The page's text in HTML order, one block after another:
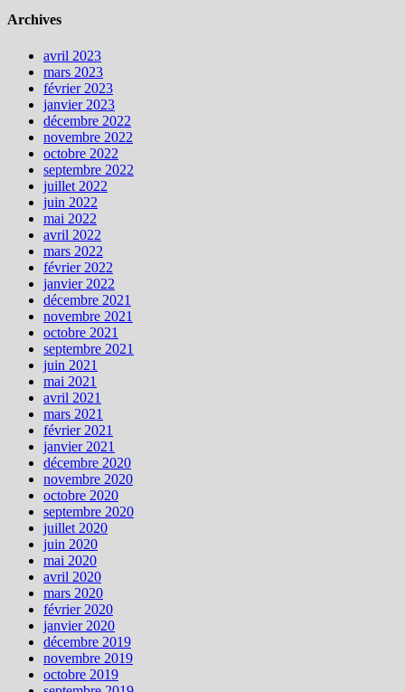
Archives
avril 2023
mars 2023
février 2023
janvier 2023
décembre 2022
novembre 2022
octobre 2022
septembre 2022
juillet 2022
juin 2022
mai 2022
avril 2022
mars 2022
février 2022
janvier 2022
décembre 2021
novembre 2021
octobre 2021
septembre 2021
juin 2021
mai 2021
avril 2021
mars 2021
février 2021
janvier 2021
décembre 2020
novembre 2020
octobre 2020
septembre 2020
juillet 2020
juin 2020
mai 2020
avril 2020
mars 2020
février 2020
janvier 2020
décembre 2019
novembre 2019
octobre 2019